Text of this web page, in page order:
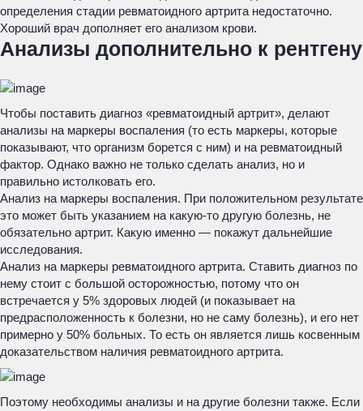
определения стадии ревматоидного артрита недостаточно.
Хороший врач дополняет его анализом крови.
Анализы дополнительно к рентгену
Чтобы поставить диагноз «ревматоидный артрит», делают
анализы на маркеры воспаления (то есть маркеры, которые
показывают, что организм борется с ним) и на ревматоидный
фактор. Однако важно не только сделать анализ, но и
правильно истолковать его.
Анализ на маркеры воспаления. При положительном результате
это может быть указанием на какую-то другую болезнь, не
обязательно артрит. Какую именно — покажут дальнейшие
исследования.
Анализ на маркеры ревматоидного артрита. Ставить диагноз по
нему стоит с большой осторожностью, потому что он
встречается у 5% здоровых людей (и показывает на
предрасположенность к болезни, но не саму болезнь), и его нет
примерно у 50% больных. То есть он является лишь косвенным
доказательством наличия ревматоидного артрита.
Поэтому необходимы анализы и на другие болезни также. Если